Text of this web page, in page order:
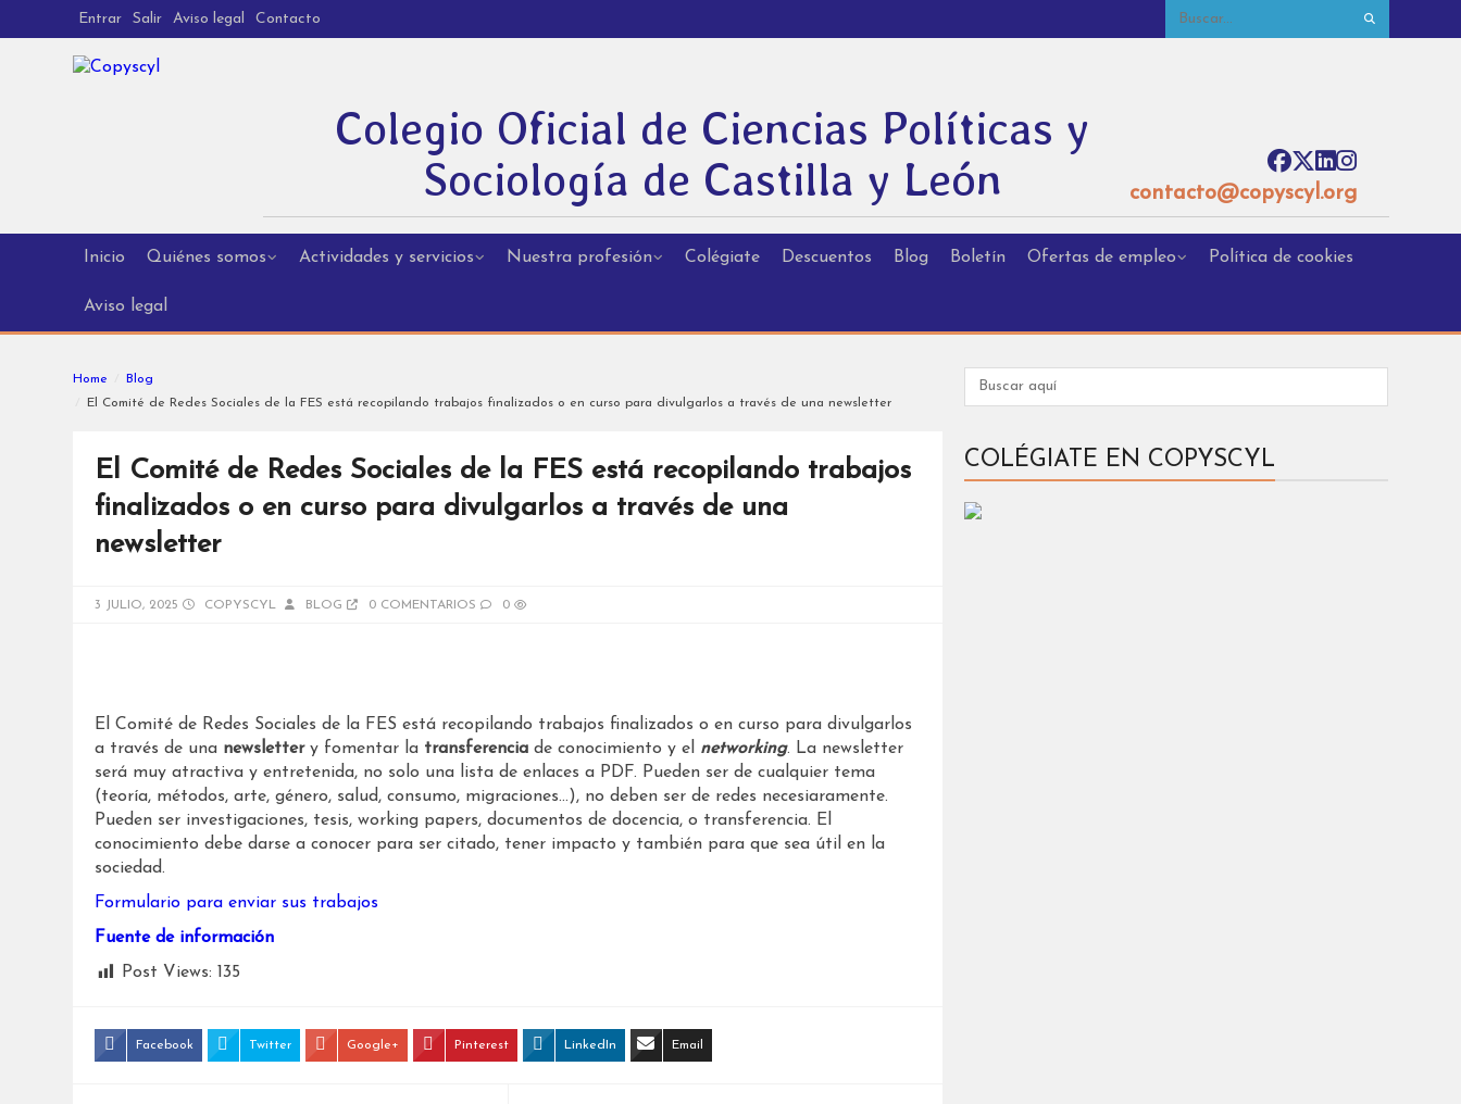
Entrar Salir Aviso legal Contacto
Colegio Oficial de Ciencias Políticas y
Sociología de Castilla y León
contacto@copyscyl.org
Inicio Quiénes somos Actividades y servicios Nuestra profesión Colégiate Descuentos Blog Boletín Ofertas de empleo Política de cookies
Aviso legal
Home
Blog
El Comité de Redes Sociales de la FES está recopilando trabajos finalizados o en curso para divulgarlos a través de una newsletter
El Comité de Redes Sociales de la FES está recopilando trabajos
finalizados o en curso para divulgarlos a través de una
newsletter
3 JULIO, 2025 COPYSCYL BLOG 0 COMENTARIOS 0
El Comité de Redes Sociales de la FES está recopilando trabajos finalizados o en curso para divulgarlos
a través de una newslettery fomentar la transferenciade conocimiento y el networking. La newsletter
será muy atractiva y entretenida, no solo una lista de enlaces a PDF. Pueden ser de cualquier tema
(teoría, métodos, arte, género, salud, consumo, migraciones…), no deben ser de redes necesiaramente.
Pueden ser investigaciones, tesis, working papers, documentos de docencia, o transferencia. El
conocimiento debe darse a conocer para ser citado, tener impacto y también para que sea útil en la
sociedad.
Formulario para enviar sus trabajos
Fuente de información
Post Views: 135
Facebook Twitter Google+ Pinterest LinkedIn Email
COLÉGIATE EN COPYSCYL